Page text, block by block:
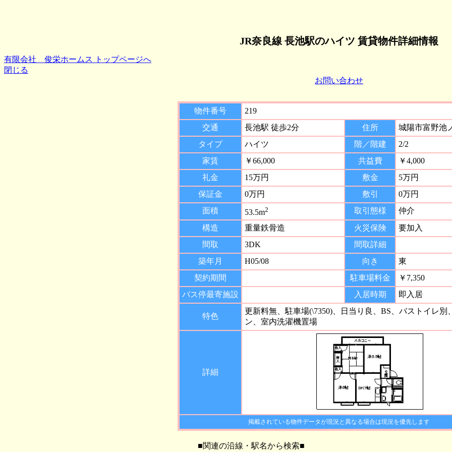
JR奈良線 長池駅のハイツ 賃貸物件詳細情報
有限会社 俊栄ホームス トップページへ
閉じる
お問い合わせ
物件番号
219
交通
長池駅 徒歩2分 住所
城陽市富野池
タイプ
ハイツ 階／階建
2/2
家賃
￥66,000 共益費
￥4,000
礼金
15万円 敷金
5万円
保証金
0万円 敷引
0万円
面積
53.5m2 取引態様
仲介
構造
重量鉄骨造 火災保険
要加入
間取
3DK
間取詳細
築年月
H05/08 向き
東
契約期間
駐車場料金
￥7,350
バス停最寄施設
入居時期 即入居
特色
更新料無、駐車場(\7350)、日当り良、BS、バストイレ別
ン、室内洗濯機置場
詳細
掲載されている物件データが現況と異なる場合は現況を優先します
■関連の沿線・駅名から検索■